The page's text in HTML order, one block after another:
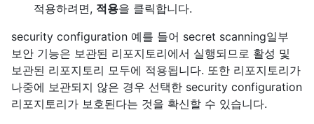
적용하려면, 적용을 클릭합니다.
security configuration 예를 들어 secret scanning일부
보안 기능은 보관된 리포지토리에서 실행되므로 활성 및
보관된 리포지토리 모두에 적용됩니다. 또한 리포지토리가
나중에 보관되지 않은 경우 선택한 security configuration
리포지토리가 보호된다는 것을 확신할 수 있습니다.